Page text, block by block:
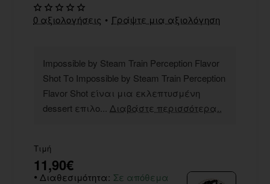
Impossible by Steam Train Perception Flavor
Shot Το Impossible by Steam Train Perception
Flavor Shot είναι μια εκλεπτυσμένη
dessert επιλο... Διαβάστε περισσότερα..
0 αξιολογήσεις • Γράψτε μια αξιολόγηση
Τιμή
11,90€
Διαθεσιμότητα: Σε απόθεμα